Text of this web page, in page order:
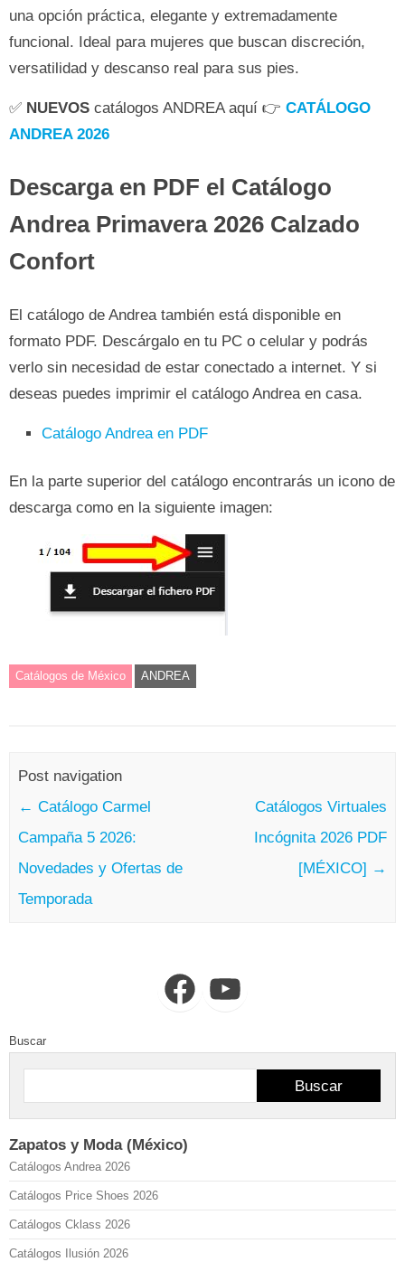
una opción práctica, elegante y extremadamente
funcional. Ideal para mujeres que buscan discreción,
versatilidad y descanso real para sus pies.
✅ NUEVOS catálogos ANDREA aquí 👉 CATÁLOGO
ANDREA 2026
Descarga en PDF el Catálogo
Andrea Primavera 2026 Calzado
Confort
El catálogo de Andrea también está disponible en
formato PDF. Descárgalo en tu PC o celular y podrás
verlo sin necesidad de estar conectado a internet. Y si
deseas puedes imprimir el catálogo Andrea en casa.
Catálogo Andrea en PDF
En la parte superior del catálogo encontrarás un icono de
descarga como en la siguiente imagen:
Catálogos de México ANDREA
Post navigation
← Catálogo Carmel
Campaña 5 2026:
Novedades y Ofertas de
Temporada
Catálogos Virtuales
Incógnita 2026 PDF
[MÉXICO] →
FacebookYouTube
Buscar
Buscar
Zapatos y Moda (México)
Catálogos Andrea 2026
Catálogos Price Shoes 2026
Catálogos Cklass 2026
Catálogos Ilusión 2026